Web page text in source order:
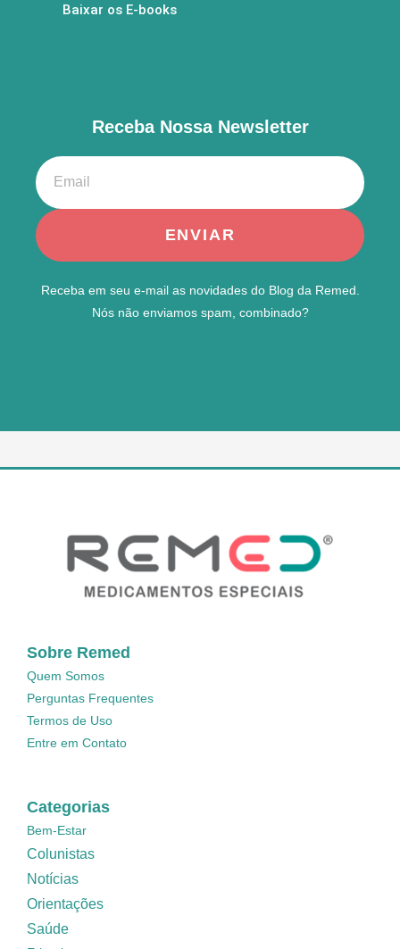
Baixar os E-books
Receba Nossa Newsletter
ENVIAR
Receba em seu e-mail as novidades do Blog da Remed.
Nós não enviamos spam, combinado?
Sobre Remed
Quem Somos
Perguntas Frequentes
Termos de Uso
Entre em Contato
Categorias
Bem-Estar
Colunistas
Notícias
Orientações
Saúde